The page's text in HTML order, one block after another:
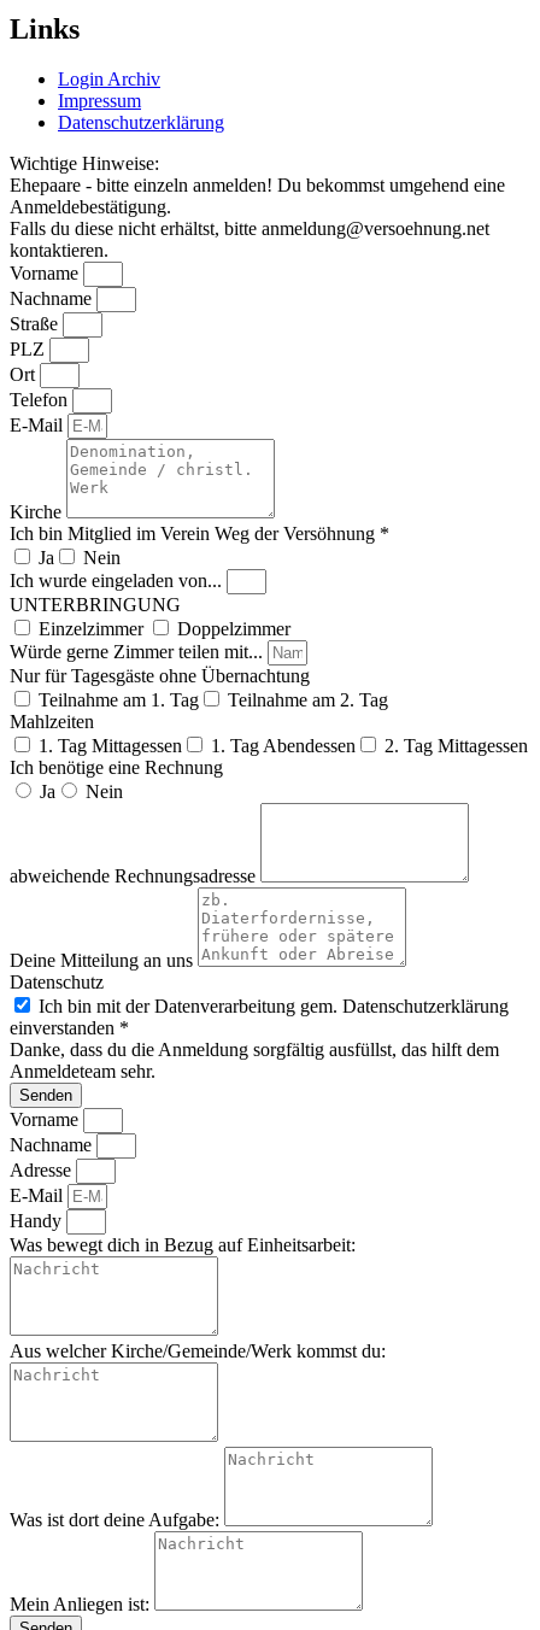
Links
Login Archiv
Impressum
Datenschutzerklärung
Wichtige Hinweise:
Ehepaare - bitte einzeln anmelden! Du bekommst umgehend eine
Anmeldebestätigung.
Falls du diese nicht erhältst, bitte anmeldung@versoehnung.net
kontaktieren.
Vorname
Nachname
Straße
PLZ
Ort
Telefon
E-Mail
Kirche
Ich bin Mitglied im Verein Weg der Versöhnung *
Ja
Nein
Ich wurde eingeladen von...
UNTERBRINGUNG
Einzelzimmer
Doppelzimmer
Würde gerne Zimmer teilen mit...
Nur für Tagesgäste ohne Übernachtung
Teilnahme am 1. Tag
Teilnahme am 2. Tag
Mahlzeiten
1. Tag Mittagessen
1. Tag Abendessen
2. Tag Mittagessen
Ich benötige eine Rechnung
Ja
Nein
abweichende Rechnungsadresse
Deine Mitteilung an uns
Datenschutz
Ich bin mit der Datenverarbeitung gem. Datenschutzerklärung
einverstanden *
Danke, dass du die Anmeldung sorgfältig ausfüllst, das hilft dem
Anmeldeteam sehr.
Senden
Vorname
Nachname
Adresse
E-Mail
Handy
Was bewegt dich in Bezug auf Einheitsarbeit:
Aus welcher Kirche/Gemeinde/Werk kommst du:
Was ist dort deine Aufgabe:
Mein Anliegen ist: